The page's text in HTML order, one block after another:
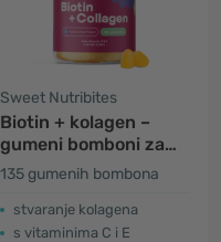
Sweet Nutribites
Biotin + kolagen –
gumeni bomboni za
kosu, kožu i nokte
135 gumenih bombona
stvaranje kolagena
s vitaminima C i E